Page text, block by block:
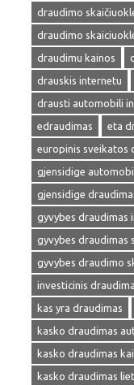
draudimo
draudimo
draudimu kainos
drauskis internetu
drausti automobili
edraudimas
eta
europinis sveikatos
gjensidige
gjensidige
gyvybes draudimas
gyvybes draudimas
gyvybes draudimo
investicinis
kas yra draudimas
kasko draudimas
kasko draudimas
kasko draudimas